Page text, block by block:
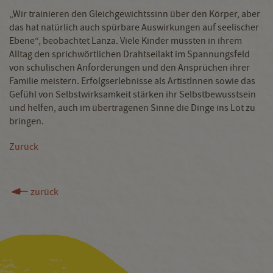
„Wir trainieren den Gleichgewichtssinn über den Körper, aber
das hat natürlich auch spürbare Auswirkungen auf seelischer
Ebene“, beobachtet Lanza. Viele Kinder müssten in ihrem
Alltag den sprichwörtlichen Drahtseilakt im Spannungsfeld
von schulischen Anforderungen und den Ansprüchen ihrer
Familie meistern. Erfolgserlebnisse als ArtistInnen sowie das
Gefühl von Selbstwirksamkeit stärken ihr Selbstbewusstsein
und helfen, auch im übertragenen Sinne die Dinge ins Lot zu
bringen.
Zurück
zurück